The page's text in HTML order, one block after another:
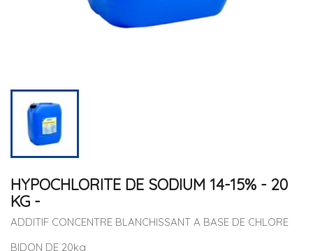
HYPOCHLORITE DE SODIUM 14-15% - 20
KG -
ADDITIF CONCENTRE BLANCHISSANT A BASE DE CHLORE
BIDON DE 20kg